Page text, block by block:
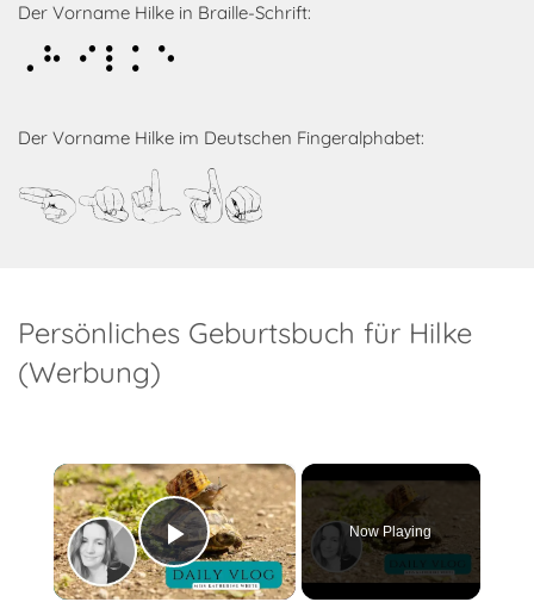
Der Vorname Hilke in Braille-Schrift:
Hilke
Der Vorname Hilke im Deutschen Fingeralphabet:
Hilke
Persönliches Geburtsbuch für Hilke
(Werbung)
×
Play Video
Now Playing